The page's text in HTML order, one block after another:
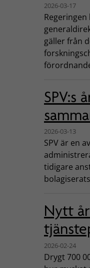
2026-03-17
gäller från
SPV:s
2026-03-13
SPV är en
tidigare
Nytt
2026-02-24
Drygt 700